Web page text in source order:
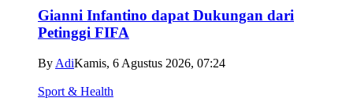
Gianni Infantino dapat Dukungan dari
Petinggi FIFA
By AdiKamis, 6 Agustus 2026, 07:24
Sport & Health